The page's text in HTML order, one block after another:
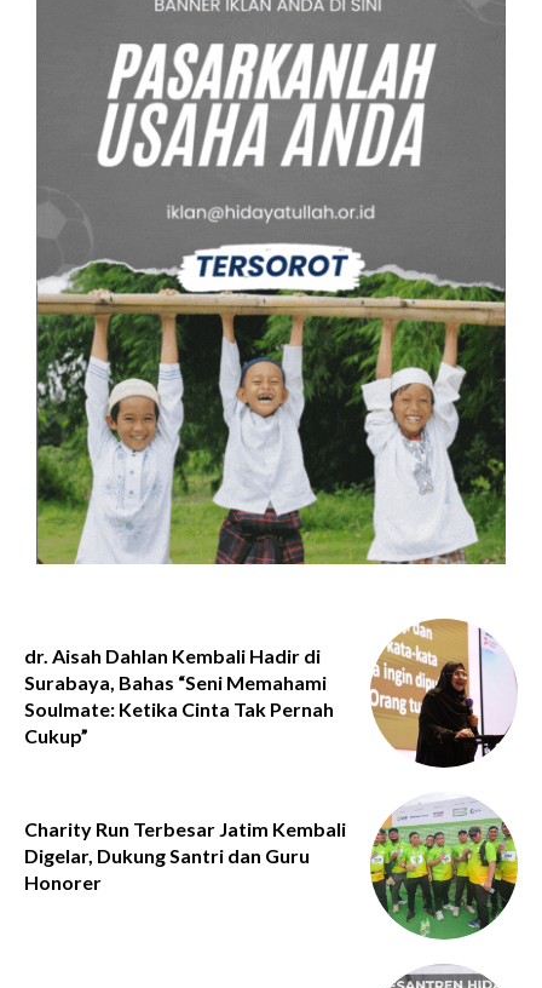
dr. Aisah Dahlan Kembali Hadir di
Surabaya, Bahas “Seni Memahami
Soulmate: Ketika Cinta Tak Pernah
Cukup”
Charity Run Terbesar Jatim Kembali
Digelar, Dukung Santri dan Guru
Honorer